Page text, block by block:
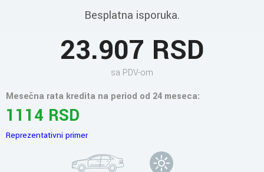
Besplatna isporuka.
23.907 RSD
sa PDV-om
Mesečna rata kredita na period od 24 meseca:
1114 RSD
Reprezentativni primer